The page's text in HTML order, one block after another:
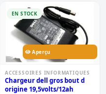
EN STOCK
Aperçu
ACCESSOIRES INFORMATIQUES
Chargeur dell gros bout d
origine 19,5volts/12ah